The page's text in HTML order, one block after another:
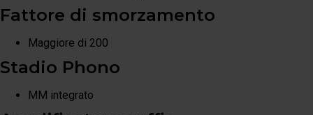
Fattore di smorzamento
Maggiore di 200
Stadio Phono
MM integrato